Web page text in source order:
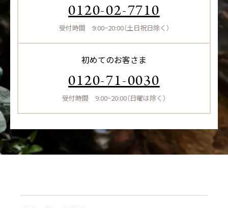
0120-02-7710
受付時間 9:00~20:00（土日祝日除く）
初めてのお客さま
0120-71-0030
受付時間 9:00~20:00（日曜は除く）